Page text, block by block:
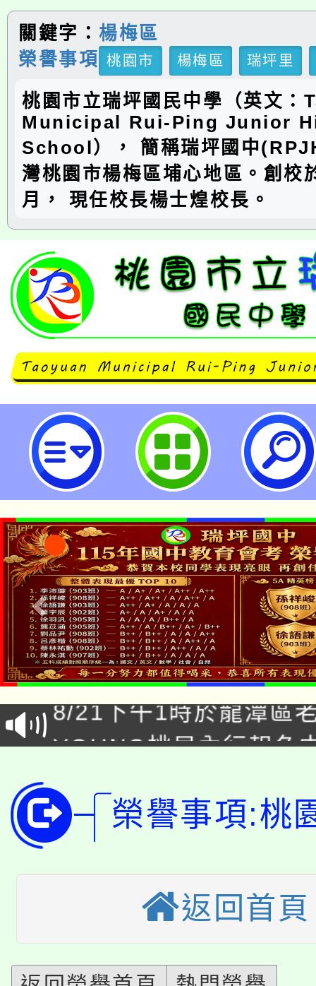
關鍵字： 楊梅區
榮譽事項
桃園市 楊梅區 瑞坪里
桃園市立瑞坪國民中學（英文：
Municipal Rui-Ping Junior
School）， 簡稱瑞坪國中
灣桃園市楊梅區埔心地區。創校
月， 現任校長楊士煌校長。
桃園市立瑞坪國民中學
「本色祭」8/29、30在
場熱烈登場!
8/21下午1時於龍潭區
徵才活動。
YOUNG桃局內行報名
開!
115年桃園市運動會8/
田徑場及游泳池舉行。
桃園市低收入戶享有免
視費優惠，中低收入戶
半價優惠，詳情可洽有
者。
大園自造教育及科技中
份教師增能研習
大溪自造教育及科技
份教師研習
淨零綠生活教案入校路
榮譽事項:桃
返回首頁